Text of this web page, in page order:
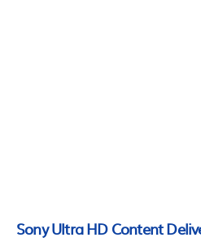
Sony Ultra HD Content